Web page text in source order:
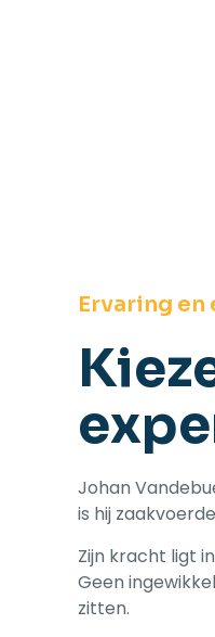
Ervaring
Johan
is hij
Zijn kracht ligt
Geen
zitten.